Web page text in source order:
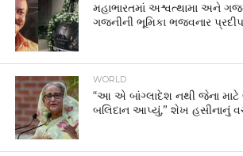
મહાભારતમાં અશ્વત્થામા અને
ગજનીની ભૂમિકા ભજવનાર
WORLD
“આ એ બાંગ્લાદેશ નથી જેના માટે
બલિદાન આપ્યું,” શેખ હસીનાનું